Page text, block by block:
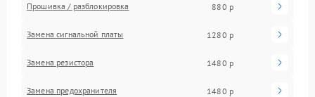
Прошивка / разблокировка 880 р
Замена сигнальной платы 1280 р
Замена резистора 1480 р
Замена предохранителя 1480 р